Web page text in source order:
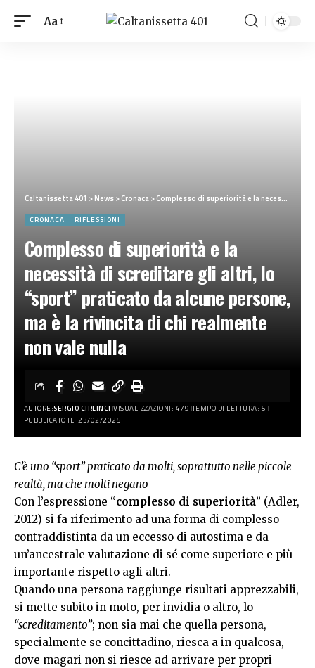
Aa
Caltanissetta 401 >News>Cronaca>Complesso di superiorità e la necessità di screditare gli altri, lo “sport” praticato da alcune persone, ma è la rivincita di chi realmente non vale nulla
CRONACA RIFLESSIONI
Complesso di superiorità e la
necessità di screditare gli altri, lo
“sport” praticato da alcune persone,
ma è la rivincita di chi realmente
non vale nulla
AUTORE:SERGIO CIRLINCI VISUALIZZAZIONI: 479 TEMPO DI LETTURA: 5
PUBBLICATO IL: 23/02/2025
C’è uno “sport” praticato da molti, soprattutto nelle piccole
realtà, ma che molti negano
Con l’espressione “complesso di superiorità” (Adler,
2012) si fa riferimento ad una forma di complesso
contraddistinta da un eccesso di autostima e da
un’ancestrale valutazione di sé come superiore e più
importante rispetto agli altri.
Quando una persona raggiunge risultati apprezzabili,
si mette subito in moto, per invidia o altro, lo
“screditamento”; non sia mai che quella persona,
specialmente se concittadino, riesca a in qualcosa,
dove magari non si riesce ad arrivare per propri